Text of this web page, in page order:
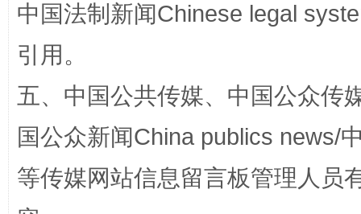
扯下公款旅游的“隐身衣” 如何以
中国法制新闻Chinese legal
引用。
五、中国公共传媒、中国公众传
国公众新闻China publics news/
等传媒网站信息留言板管理人员